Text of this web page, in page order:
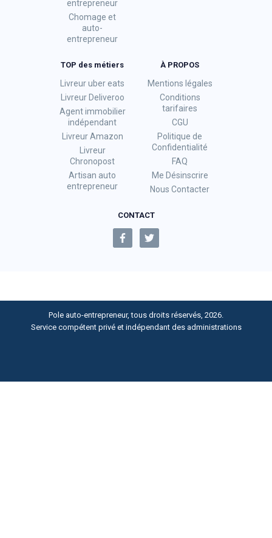
entrepreneur
Chomage et
auto-
entrepreneur
TOP des métiers
Livreur uber eats
Livreur Deliveroo
Agent immobilier
indépendant
Livreur Amazon
Livreur
Chronopost
Artisan auto
entrepreneur
À PROPOS
Mentions légales
Conditions
tarifaires
CGU
Politique de
Confidentialité
FAQ
Me Désinscrire
Nous Contacter
CONTACT
Pole auto-entrepreneur, tous droits réservés, 2026.
Service compétent privé et indépendant des administrations